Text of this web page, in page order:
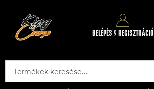
BELÉPÉS / REGISZTRÁCIÓ